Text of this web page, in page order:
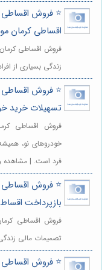
⭐️ فروش
اقساطی کرمان
فروش اقساطی
زندگی بسیاری از
⭐️ فروش اقساطی
تسهیلات خرید
فروش اقساطی
خودروهای نو،
فرد است. | مشاهده
⭐️ فروش اقساطی
بازپرداخت
فروش اقساطی
تصمیمات مالی
⭐️ فروش اقساطی